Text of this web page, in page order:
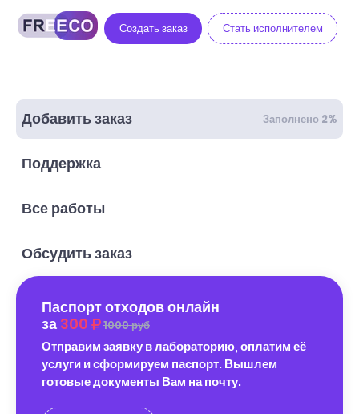
Создать заказ Стать исполнителем
Добавить заказ Заполнено 2%
Поддержка
Все работы
Обсудить заказ
Паспорт отходов онлайн
за 300 1000 руб
Отправим заявку в лабораторию, оплатим её
услуги и сформируем паспорт. Вышлем
готовые документы Вам на почту.